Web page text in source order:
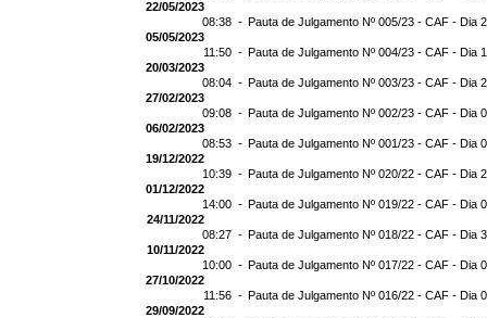
22/05/2023
08:38 - Pauta de Julgamento Nº 005/23 - CAF - Dia
05/05/2023
11:50 - Pauta de Julgamento Nº 004/23 - CAF - Dia
20/03/2023
08:04 - Pauta de Julgamento Nº 003/23 - CAF - Dia
27/02/2023
09:08 - Pauta de Julgamento Nº 002/23 - CAF - Dia
06/02/2023
08:53 - Pauta de Julgamento Nº 001/23 - CAF - Dia
19/12/2022
10:39 - Pauta de Julgamento Nº 020/22 - CAF - Dia
01/12/2022
14:00 - Pauta de Julgamento Nº 019/22 - CAF - Dia
24/11/2022
08:27 - Pauta de Julgamento Nº 018/22 - CAF - Dia
10/11/2022
10:00 - Pauta de Julgamento Nº 017/22 - CAF - Dia
27/10/2022
11:56 - Pauta de Julgamento Nº 016/22 - CAF - Dia
29/09/2022